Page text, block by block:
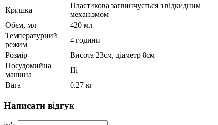
Кришка
Пластикова загвинчується з відкидним
механізмом
Обєм, мл
420 мл
Температурний
режим
4 години
Розмір
Висота 23см, діаметр 8см
Посудомийна
машина
Ні
Вага
0.27 кг
Написати відгук